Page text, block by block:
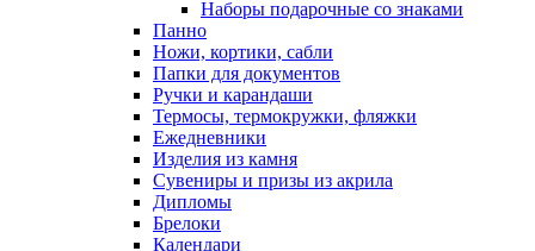
Наборы подарочные со знаками
Панно
Ножи, кортики, сабли
Папки для документов
Ручки и карандаши
Термосы, термокружки, фляжки
Ежедневники
Изделия из камня
Сувениры и призы из акрила
Дипломы
Брелоки
Календари